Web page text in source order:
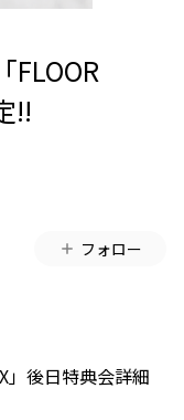
FLOOR
!!
フォロー
」後日特典会詳細